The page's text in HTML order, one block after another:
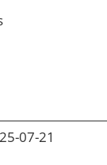
07-21